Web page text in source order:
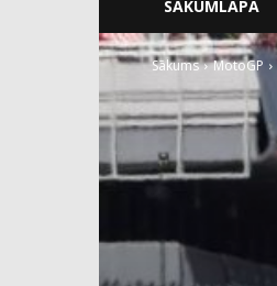
SĀKUMLAPA
Sākums MotoGP